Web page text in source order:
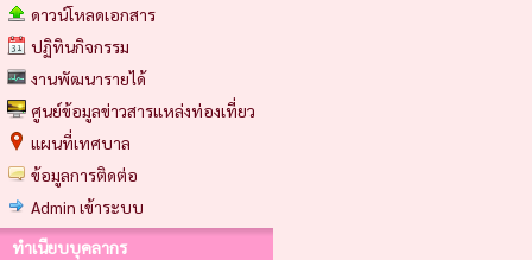
ดาวน์โหลดเอกสาร
ปฏิทินกิจกรรม
งานพัฒนารายได้
ศูนย์ข้อมูลข่าวสารแหล่งท่องเที่ยว
แผนที่เทศบาล
ข้อมูลการติดต่อ
Admin เข้าระบบ
ทำเนียบบุคลากร